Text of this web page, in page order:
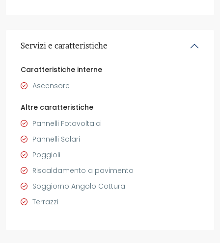
Servizi e caratteristiche
Caratteristiche interne
Ascensore
Altre caratteristiche
Pannelli Fotovoltaici
Pannelli Solari
Poggioli
Riscaldamento a pavimento
Soggiorno Angolo Cottura
Terrazzi